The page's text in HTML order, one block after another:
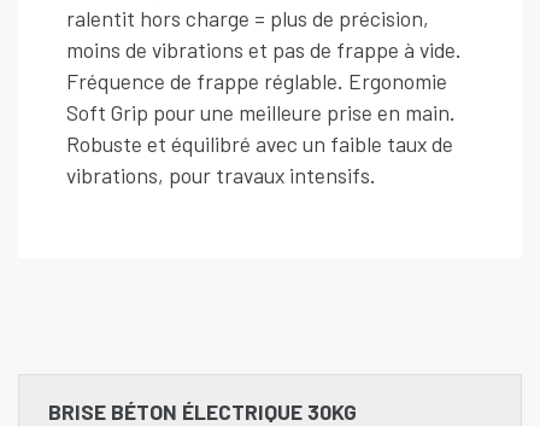
ralentit hors charge = plus de précision,
moins de vibrations et pas de frappe à vide.
Fréquence de frappe réglable. Ergonomie
Soft Grip pour une meilleure prise en main.
Robuste et équilibré avec un faible taux de
vibrations, pour travaux intensifs.
BRISE BÉTON ÉLECTRIQUE 30KG